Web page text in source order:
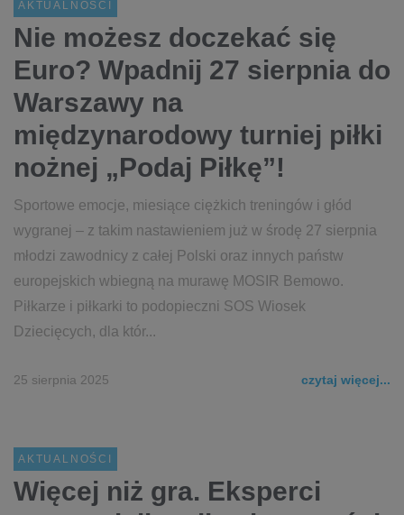
AKTUALNOŚCI
Nie możesz doczekać się
Euro? Wpadnij 27 sierpnia do
Warszawy na
międzynarodowy turniej piłki
nożnej „Podaj Piłkę”!
Sportowe emocje, miesiące ciężkich treningów i głód
wygranej – z takim nastawieniem już w środę 27 sierpnia
młodzi zawodnicy z całej Polski oraz innych państw
europejskich wbiegną na murawę MOSIR Bemowo.
Piłkarze i piłkarki to podopieczni SOS Wiosek
Dziecięcych, dla któr...
25 sierpnia 2025 czytaj więcej...
AKTUALNOŚCI
Więcej niż gra. Eksperci